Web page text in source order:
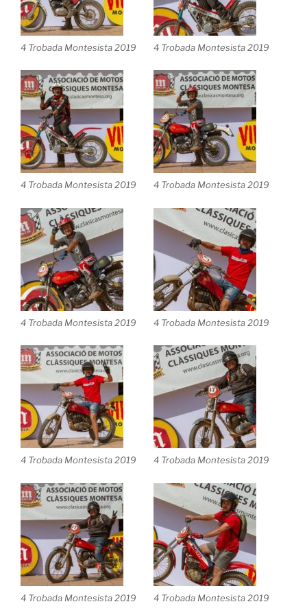
4 Trobada Montesista 2019 4 Trobada Montesista 2019
4 Trobada Montesista 2019 4 Trobada Montesista 2019
4 Trobada Montesista 2019 4 Trobada Montesista 2019
4 Trobada Montesista 2019 4 Trobada Montesista 2019
4 Trobada Montesista 2019 4 Trobada Montesista 2019